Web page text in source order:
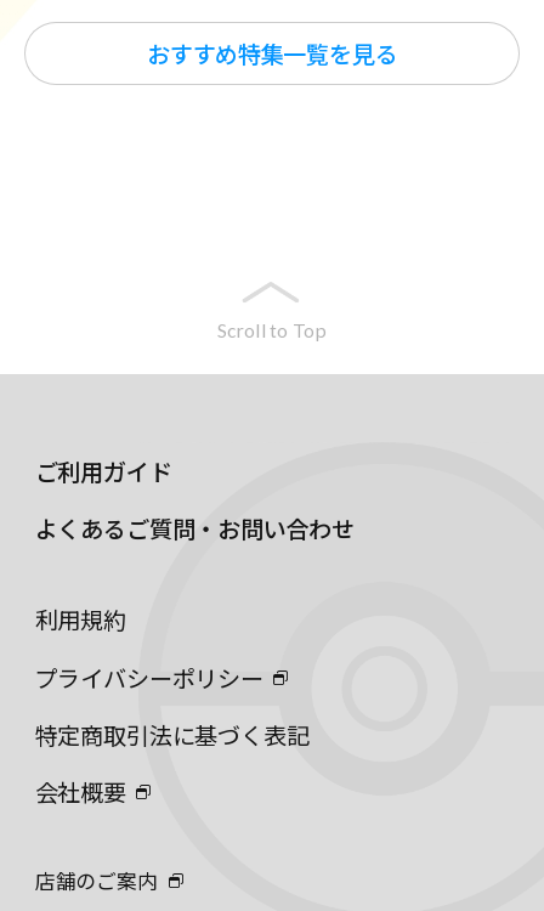
おすすめ特集一覧を見る
Scroll to Top
ご利用ガイド
よくあるご質問・お問い合わせ
利用規約
プライバシーポリシー
特定商取引法に基づく表記
会社概要
店舗のご案内